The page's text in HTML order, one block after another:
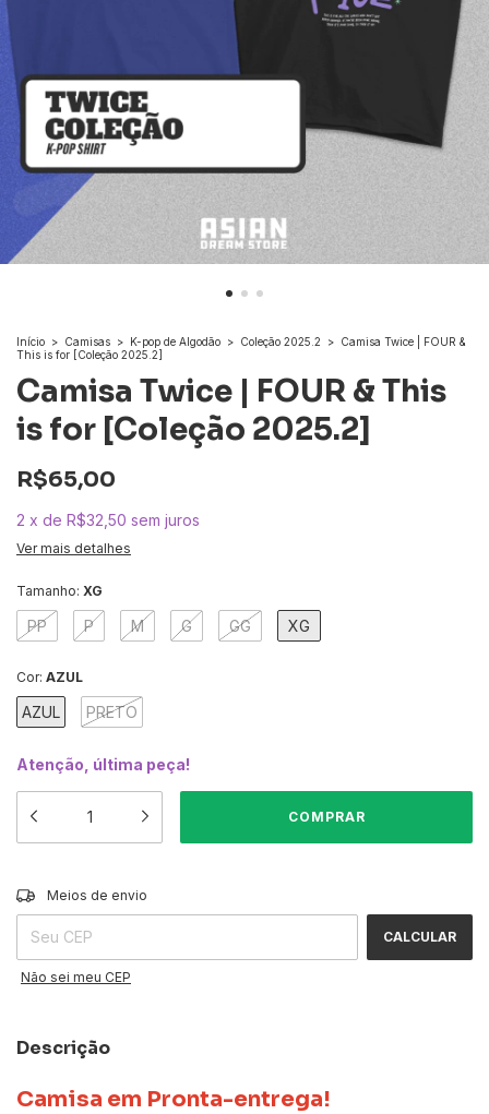
Início > Camisas > K-pop de Algodão > Coleção 2025.2 > Camisa Twice | FOUR &
This is for [Coleção 2025.2]
Camisa Twice | FOUR & This
is for [Coleção 2025.2]
R$65,00
2 x de R$32,50 sem juros
Ver mais detalhes
Tamanho: XG
PP P M G GG XG
Cor: AZUL
AZUL PRETO
Atenção, última peça!
Entregas para o CEP:
Meios de envio
CALCULAR
Não sei meu CEP
Descrição
Camisa em Pronta-entrega!